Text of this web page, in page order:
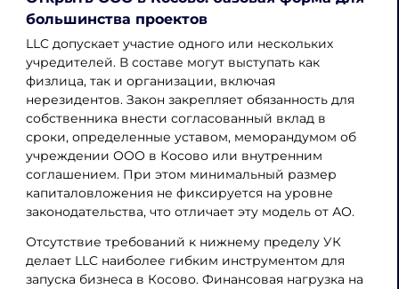
большинства проектов
LLC допускает участие одного или нескольких
учредителей. В составе могут выступать как
физлица, так и организации, включая
нерезидентов. Закон закрепляет обязанность для
собственника внести согласованный вклад в
сроки, определенные уставом, меморандумом об
учреждении ООО в Косово или внутренним
соглашением. При этом минимальный размер
капиталовложения не фиксируется на уровне
законодательства, что отличает эту модель от АО.
Отсутствие требований к нижнему пределу УК
делает LLC наиболее гибким инструментом для
запуска бизнеса в Косово. Финансовая нагрузка на